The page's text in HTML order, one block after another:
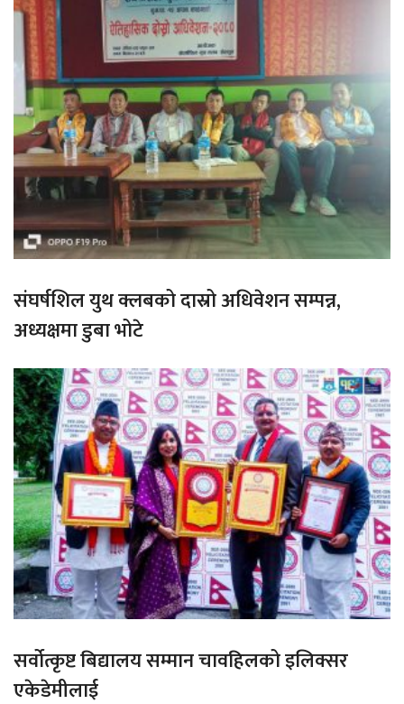
संघर्षशिल युथ क्लबको दास्रो अधिवेशन सम्पन्न,
अध्यक्षमा डुबा भोटे
सर्वोत्कृष्ट बिद्यालय सम्मान चावहिलको इलिक्सर
एकेडेमीलाई